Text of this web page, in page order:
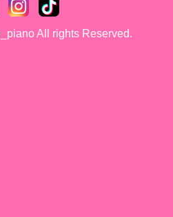
All rights Reserved.